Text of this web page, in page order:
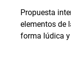
Propuesta
elementos de
forma lúdica